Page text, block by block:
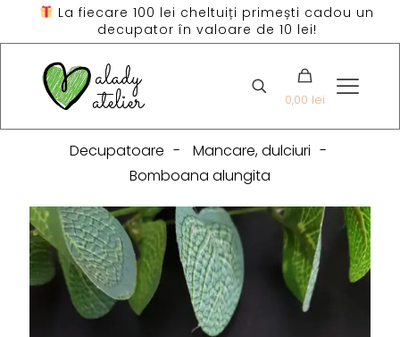
La fiecare 100 lei cheltuiți primești cadou un
decupator în valoare de 10 lei!
0,00 lei
Decupatoare - Mancare, dulciuri -
Bomboana alungita